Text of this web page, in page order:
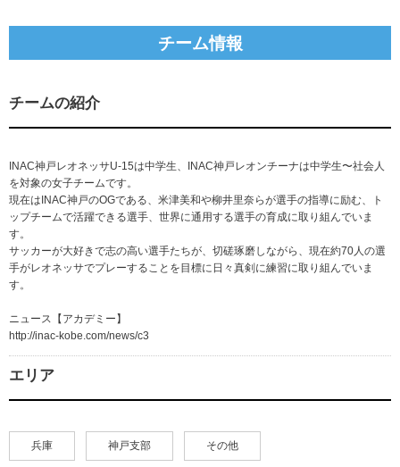
チーム情報
チームの紹介
INAC神戸レオネッサU-15は中学生、INAC神戸レオンチーナは中学生〜社会人
を対象の女子チームです。
現在はINAC神戸のOGである、米津美和や柳井里奈らが選手の指導に励む、ト
ップチームで活躍できる選手、世界に通用する選手の育成に取り組んでいま
す。
サッカーが大好きで志の高い選手たちが、切磋琢磨しながら、現在約70人の選
手がレオネッサでプレーすることを目標に日々真剣に練習に取り組んでいま
す。
ニュース【アカデミー】
http://inac-kobe.com/news/c3
エリア
兵庫 神戸支部 その他